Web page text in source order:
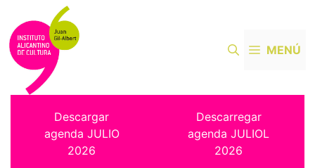
MENÚ
Descargar
agenda JULIO
2026
Descarregar
agenda JULIOL
2026